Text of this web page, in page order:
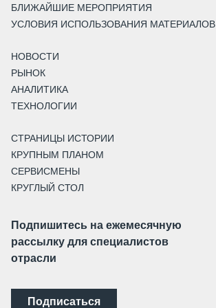
БЛИЖАЙШИЕ МЕРОПРИЯТИЯ
УСЛОВИЯ ИСПОЛЬЗОВАНИЯ МАТЕРИАЛОВ
НОВОСТИ
РЫНОК
АНАЛИТИКА
ТЕХНОЛОГИИ
СТРАНИЦЫ ИСТОРИИ
КРУПНЫМ ПЛАНОМ
СЕРВИСМЕНЫ
КРУГЛЫЙ СТОЛ
Подпишитесь на ежемесячную
рассылку для специалистов
отрасли
Подписаться